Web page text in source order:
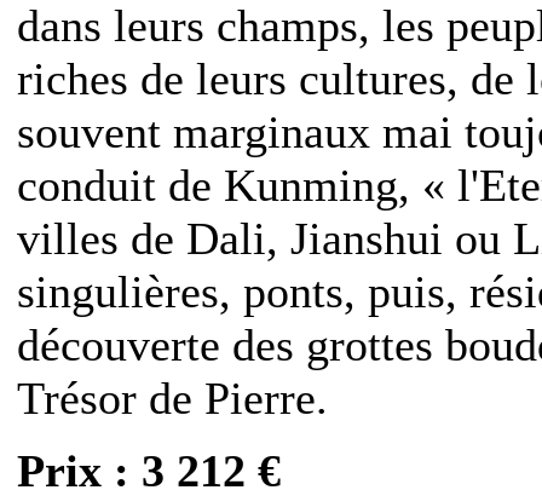
dans leurs champs, les
riches de leurs cultures, de
souvent marginaux mai
conduit de Kunming, «
villes de Dali, Jianshui ou
singulières, ponts, puis,
découverte des grottes
Trésor de Pierre.
Prix : 3 212 €